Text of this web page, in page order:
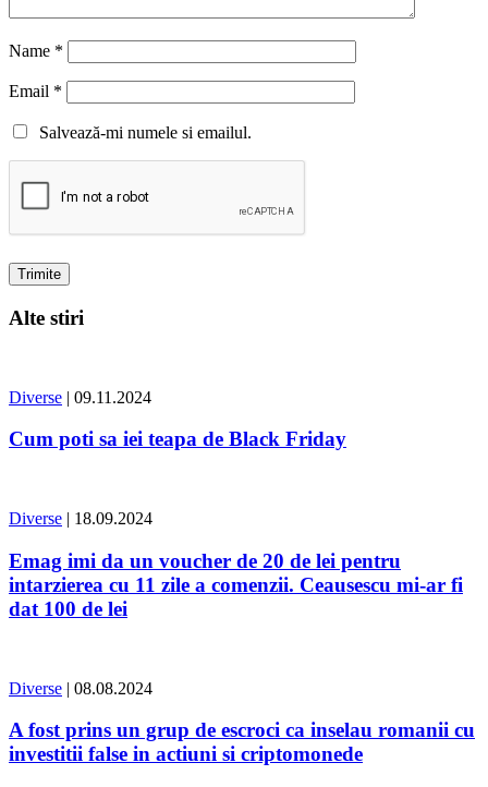
Name *
Email *
Salvează-mi numele si emailul.
Alte stiri
Diverse | 09.11.2024
Cum poti sa iei teapa de Black Friday
Diverse | 18.09.2024
Emag imi da un voucher de 20 de lei pentru
intarzierea cu 11 zile a comenzii. Ceausescu mi-ar fi
dat 100 de lei
Diverse | 08.08.2024
A fost prins un grup de escroci ca inselau romanii cu
investitii false in actiuni si criptomonede